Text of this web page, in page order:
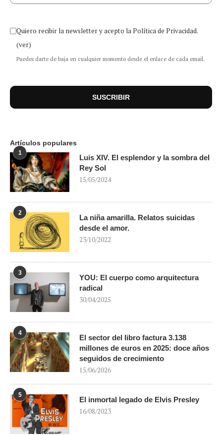
Quiero recibir la newsletter y acepto la Política de Privacidad.
(ver)
Puedes darte de baja en cualquier momento desde el enlace de cada email.
Artículos populares
1
Luis XIV. El esplendor y la sombra del
Rey Sol
15/05/2024
2
La niña amarilla. Relatos suicidas
desde el amor.
23/10/2022
3
YOU: El cuerpo como arquitectura
radical
30/04/2025
4
El sector del libro factura 3.138
millones de euros en 2025: doce años
seguidos de crecimiento
15/06/2026
5
El inmortal legado de Elvis Presley
16/08/2023